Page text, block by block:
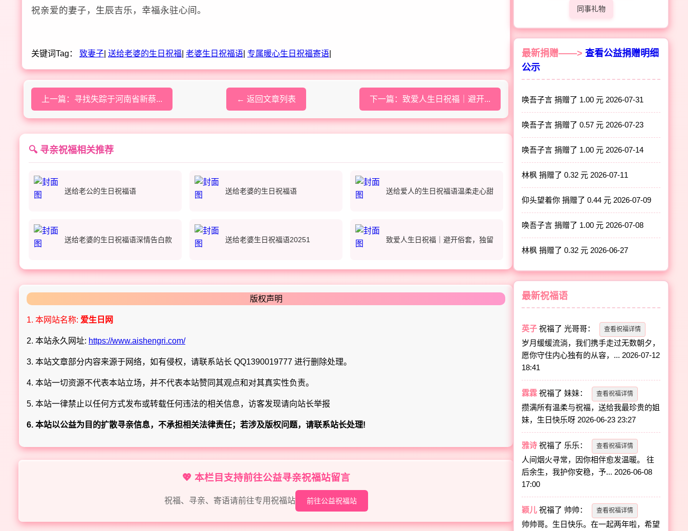
祝亲爱的妻子，生辰吉乐，幸福永驻心间。
关键词Tag： 致妻子 |送给老婆的生日祝福 |老婆生日祝福语 |专属暖心生日祝福寄语
上一篇：寻找失踪于河南省新蔡... ← 返回文章列表 下一篇：致爱人生日祝福｜避开...
🔍 寻亲祝福相关推荐
送给老公的生日祝福语 送给老婆的生日祝福语 送给爱人的生日祝福语温柔走心甜
送给老婆的生日祝福语深情告白款 送给老婆生日祝福语20251 致爱人生日祝福｜避开俗套，独留
版权声明
1. 本网站名称: 爱生日网
2. 本站永久网址: https://www.aishengri.com/
3. 本站文章部分内容来源于网络，如有侵权，请联系站长 QQ1390019777 进行删除处理。
4. 本站一切资源不代表本站立场，并不代表本站赞同其观点和对其真实性负责。
5. 本站一律禁止以任何方式发布或转载任何违法的相关信息，访客发现请向站长举报
6. 本站以公益为目的扩散寻亲信息，不承担相关法律责任；若涉及版权问题，请联系站长处理!
💖 本栏目支持前往公益寻亲祝福站留言
祝福、寻亲、寄语请前往专用祝福站 前往公益祝福站
同事礼物
最新捐赠——> 查看公益捐赠明细
公示
唤吾子言 捐赠了 1.00 元 2026-07-31
唤吾子言 捐赠了 0.57 元 2026-07-23
唤吾子言 捐赠了 1.00 元 2026-07-14
林枫 捐赠了 0.32 元 2026-07-11
仰头望着你 捐赠了 0.44 元 2026-07-09
唤吾子言 捐赠了 1.00 元 2026-07-08
林枫 捐赠了 0.32 元 2026-06-27
最新祝福语
英子 祝福了光哥哥： 查看祝福详情
岁月缓缓流淌，我们携手走过无数朝夕，
愿你守住内心独有的从容，... 2026-07-12
18:41
霖霖 祝福了妹妹： 查看祝福详情
攒满所有温柔与祝福，送给我最珍贵的姐
妹，生日快乐呀 2026-06-23 23:27
雅诗 祝福了 乐乐： 查看祝福详情
人间烟火寻常，因你相伴愈发温暖。 往
后余生，我护你安稳，予... 2026-06-08
17:00
颖儿 祝福了 帅帅： 查看祝福详情
帅帅哥。生日快乐。在一起两年啦，希望